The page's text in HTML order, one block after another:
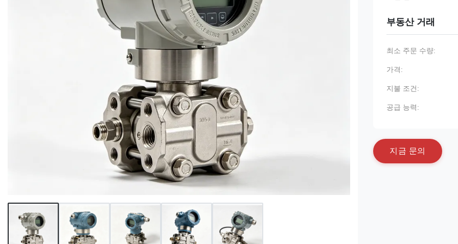
부동산 거래
최소 주문 수량:
가격:
지불 조건:
공급 능력:
지 금 문의